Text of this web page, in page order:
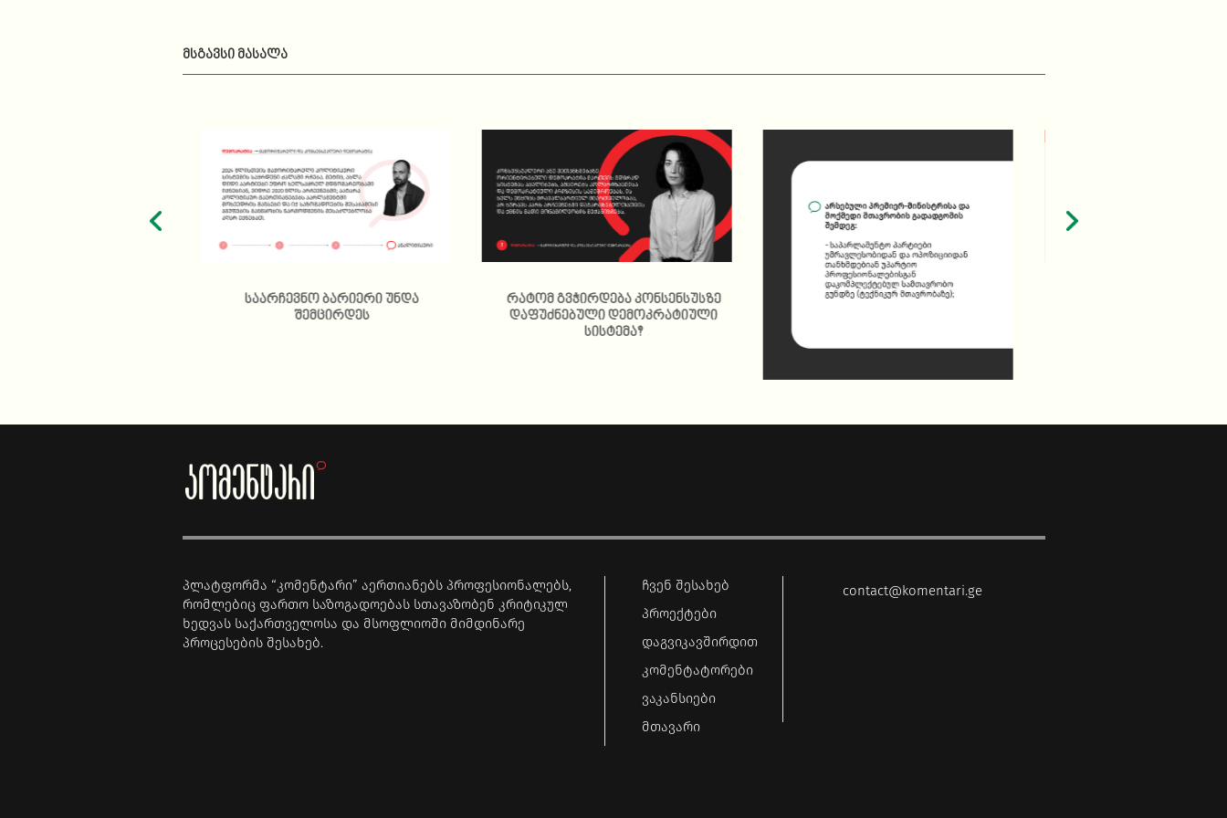
ᲛᲡᲒᲐᲕᲡᲘ ᲛᲐᲡᲐᲚᲐ
საარჩევნო ბარიერი უნდა
შემცირდეს
რატომ გვჭირდება კონსენსუსზე
დაფუძნებული დემოკრატიული
სისტემა?
რა პროცედურით
მიხედვით?
პლატფორმა “კომენტარი” აერთიანებს პროფესიონალებს,
რომლებიც ფართო საზოგადოებას სთავაზობენ კრიტიკულ
ხედვას საქართველოსა და მსოფლიოში მიმდინარე
პროცესების შესახებ.
ჩვენ შესახებ
პროექტები
დაგვიკავშირდით
კომენტატორები
ვაკანსიები
მთავარი
contact@komentari.ge